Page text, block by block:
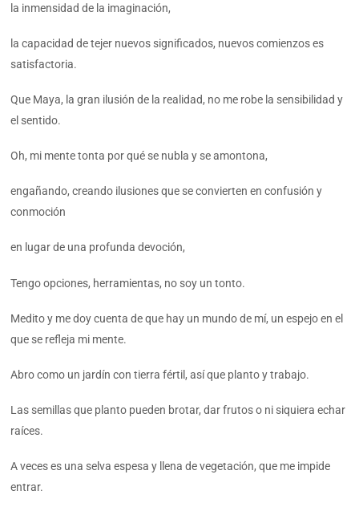
la inmensidad de la imaginación,
la capacidad de tejer nuevos significados, nuevos comienzos es
satisfactoria.
Que Maya, la gran ilusión de la realidad, no me robe la sensibilidad y
el sentido.
Oh, mi mente tonta por qué se nubla y se amontona,
engañando, creando ilusiones que se convierten en confusión y
conmoción
en lugar de una profunda devoción,
Tengo opciones, herramientas, no soy un tonto.
Medito y me doy cuenta de que hay un mundo de mí, un espejo en el
que se refleja mi mente.
Abro como un jardín con tierra fértil, así que planto y trabajo.
Las semillas que planto pueden brotar, dar frutos o ni siquiera echar
raíces.
A veces es una selva espesa y llena de vegetación, que me impide
entrar.